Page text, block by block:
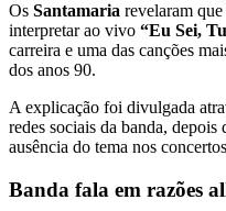
Os Santamaria revelaram
interpretar ao vivo “Eu Sei,
carreira e uma das canções
dos anos 90.
A explicação foi divulgada
redes sociais da banda, depois
ausência do tema nos
Banda fala em razões